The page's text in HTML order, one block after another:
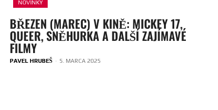
NOVINKY
BŘEZEN (MAREC) V KINĚ: MICKEY 17,
QUEER, SNĚHURKA A DALŠÍ ZAJÍMAVÉ
FILMY
PAVEL HRUBEŠ - 5. MARCA 2025